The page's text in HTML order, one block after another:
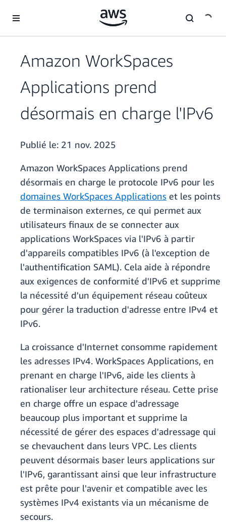
Amazon WorkSpaces
Applications prend
désormais en charge l'IPv6
Publié le: 21 nov. 2025
Amazon WorkSpaces Applications prend
désormais en charge le protocole IPv6 pour les
domaines WorkSpaces Applications et les points
de terminaison externes, ce qui permet aux
utilisateurs finaux de se connecter aux
applications WorkSpaces via l'IPv6 à partir
d'appareils compatibles IPv6 (à l'exception de
l'authentification SAML). Cela aide à répondre
aux exigences de conformité d'IPv6 et supprime
la nécessité d'un équipement réseau coûteux
pour gérer la traduction d'adresse entre IPv4 et
IPv6.
La croissance d'Internet consomme rapidement
les adresses IPv4. WorkSpaces Applications, en
prenant en charge l'IPv6, aide les clients à
rationaliser leur architecture réseau. Cette prise
en charge offre un espace d'adressage
beaucoup plus important et supprime la
nécessité de gérer des espaces d'adressage qui
se chevauchent dans leurs VPC. Les clients
peuvent désormais baser leurs applications sur
l'IPv6, garantissant ainsi que leur infrastructure
est prête pour l'avenir et compatible avec les
systèmes IPv4 existants via un mécanisme de
secours.